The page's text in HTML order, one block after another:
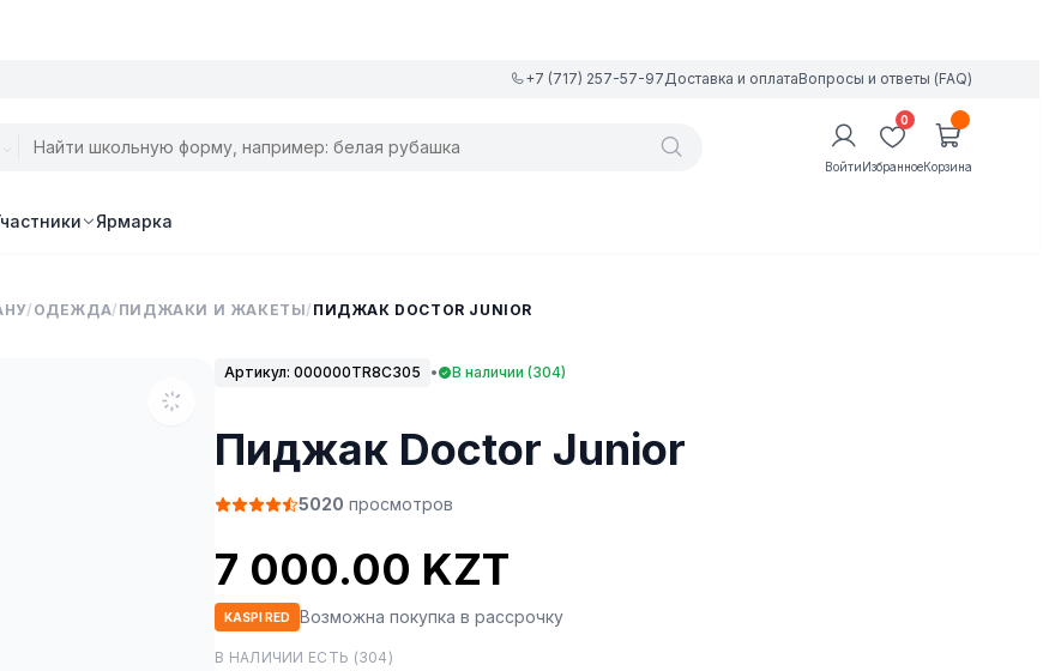
+7 (717) 257-57-97Доставка и оплатаВопросы и ответы (FAQ)
Войти
0
ИзбранноеКорзина
Ярмарка
/ ОДЕЖДА/ ПИДЖАКИ И ЖАКЕТЫ/ ПИДЖАК DOCTOR JUNIOR
Артикул: 000000TR8C305 • В наличии (304)
Пиджак Doctor Junior
5020 просмотров
7 000.00 KZT
KASPI RED Возможна покупка в рассрочку
В НАЛИЧИИ ЕСТЬ (304)